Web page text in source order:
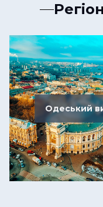
Одеський